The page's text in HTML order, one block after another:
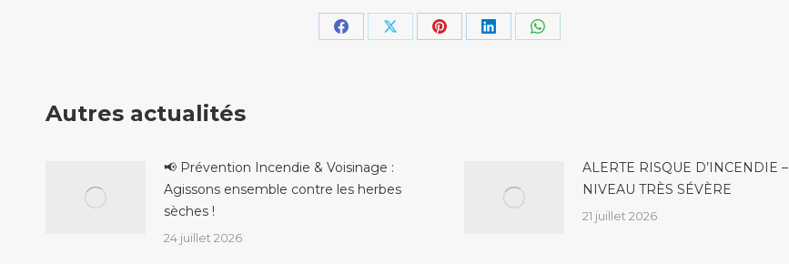
PartagerPartagerPartagerPartagerPartager
Autres actualités
📢 Prévention Incendie & Voisinage :
Agissons ensemble contre les herbes
sèches !
24 juillet 2026
ALERTE RISQUE D’INCENDIE –
NIVEAU TRÈS SÉVÈRE
21 juillet 2026